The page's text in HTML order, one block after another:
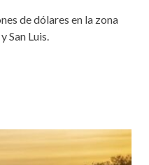
de dólares en la zona
San Luis.